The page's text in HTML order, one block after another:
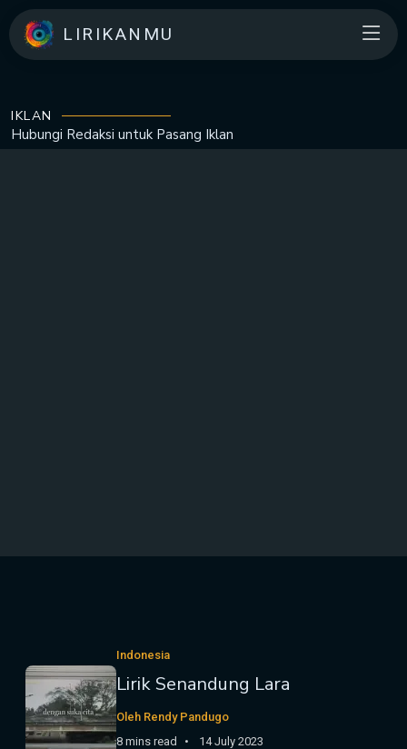
LIRIKANMU
IKLAN
Hubungi Redaksi untuk Pasang Iklan
Indonesia
Lirik Senandung Lara
Oleh Rendy Pandugo
8 mins read
14 July 2023